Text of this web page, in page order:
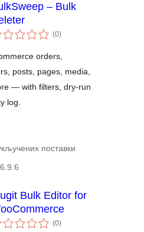
– Bulk
(0укупних
оцена
)
orders,
posts, pages, media,
— with filters, dry-run
log.
поставки
Bulk Editor for
(0укупних
оцена
)